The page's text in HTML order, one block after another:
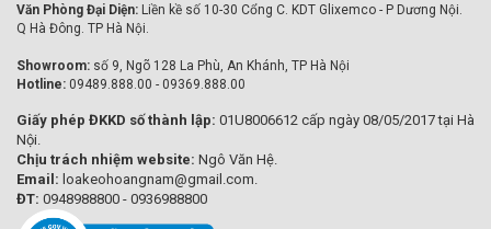
Văn Phòng Đại Diện: Liền kề số 10-30 Cổng C. KDT Glixemco - P Dương Nội.
Q Hà Đông. TP Hà Nội.
Showroom: số 9, Ngõ 128 La Phù, An Khánh, TP Hà Nội
Hotline: 09489.888.00 - 09369.888.00
Giấy phép ĐKKD số thành lập: 01U8006612 cấp ngày 08/05/2017 tại Hà
Nội.
Chịu trách nhiệm website: Ngô Văn Hệ.
Email: loakeohoangnam@gmail.com.
ĐT: 0948988800 - 0936988800